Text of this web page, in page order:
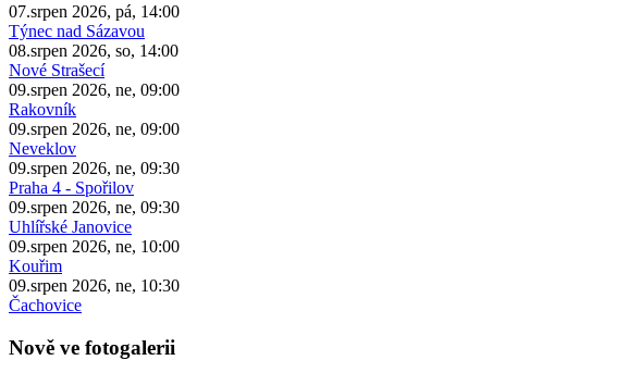
07.srpen 2026, pá, 14:00
Týnec nad Sázavou
08.srpen 2026, so, 14:00
Nové Strašecí
09.srpen 2026, ne, 09:00
Rakovník
09.srpen 2026, ne, 09:00
Neveklov
09.srpen 2026, ne, 09:30
Praha 4 - Spořilov
09.srpen 2026, ne, 09:30
Uhlířské Janovice
09.srpen 2026, ne, 10:00
Kouřim
09.srpen 2026, ne, 10:30
Čachovice
Nově ve fotogalerii